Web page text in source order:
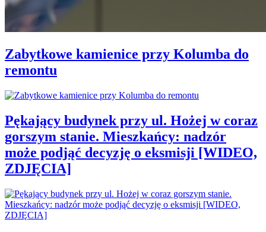
Zabytkowe kamienice przy Kolumba do
remontu
Pękający budynek przy ul. Hożej w coraz
gorszym stanie. Mieszkańcy: nadzór
może podjąć decyzję o eksmisji [WIDEO,
ZDJĘCIA]